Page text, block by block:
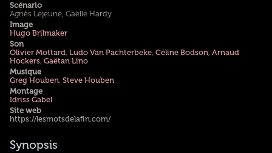
Scénario
Agnès Lejeune, Gaëlle Hardy
Image
Hugo Brilmaker
Son
Olivier Mottard Ludo Van Pachterbeke, Céline Bodson Arnaud
Hockers, Gaëtan Lino
Musique
Greg Houben Steve Houben
Montage
Idriss Gabel
Site web
https://lesmotsdelafin.com/
Synopsis